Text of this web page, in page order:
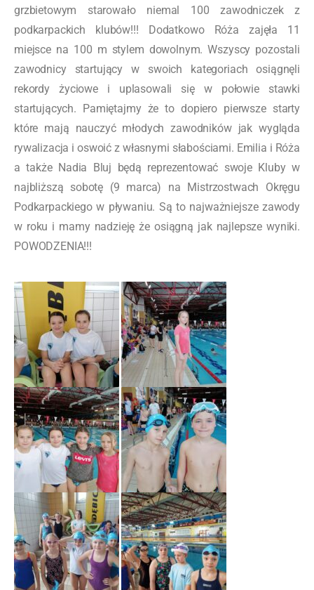
grzbietowym starowało niemal 100 zawodniczek z
podkarpackich klubów!!! Dodatkowo Róża zajęła 11
miejsce na 100 m stylem dowolnym. Wszyscy pozostali
zawodnicy startujący w swoich kategoriach osiągnęli
rekordy życiowe i uplasowali się w połowie stawki
startujących. Pamiętajmy że to dopiero pierwsze starty
które mają nauczyć młodych zawodników jak wygląda
rywalizacja i oswoić z własnymi słabościami. Emilia i Róża
a także Nadia Bluj będą reprezentować swoje Kluby w
najbliższą sobotę (9 marca) na Mistrzostwach Okręgu
Podkarpackiego w pływaniu. Są to najważniejsze zawody
w roku i mamy nadzieję że osiągną jak najlepsze wyniki.
POWODZENIA!!!